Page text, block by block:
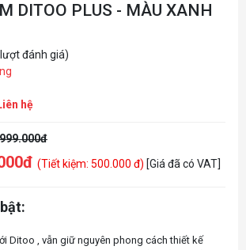
DITOO PLUS - MÀU XANH
đánh giá)
hệ
(Tiết kiệm: 500.000 đ) [Giá đã có VAT]
Ditoo , vẫn giữ nguyên phong cách thiết kế